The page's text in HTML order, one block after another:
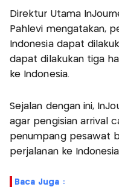
Direktur Utama
Pahlevi mengatakan,
Indonesia dapat
dapat dilakukan tiga
ke Indonesia.
Sejalan dengan ini,
agar pengisian arrival
penumpang pesawat
perjalanan ke
Baca Juga :